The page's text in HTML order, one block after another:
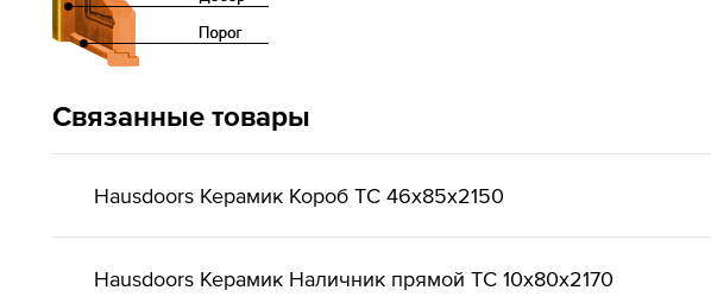
Связанные товары
Hausdoors Керамик Короб ТС 46x85x2150
Hausdoors Керамик Наличник прямой ТС 10x80x2170